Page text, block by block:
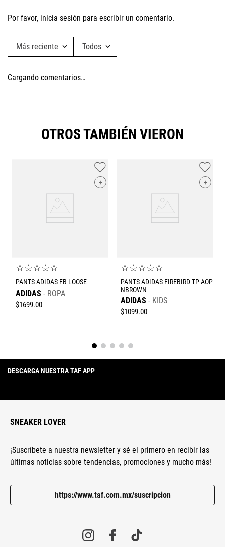
Por favor, inicia sesión para escribir un comentario.
Más reciente Todos
Cargando comentarios…
OTROS TAMBIÉN VIERON
+
☆☆☆☆☆
PANTS ADIDAS FB LOOSE
ADIDAS ROPA
$1699.00
+
☆☆☆☆☆
PANTS ADIDAS FIREBIRD TP AOP
NBROWN
ADIDAS KIDS
$1099.00
DESCARGA NUESTRA TAF APP
SNEAKER LOVER
¡Suscríbete a nuestra newsletter y sé el primero en recibir las
últimas noticias sobre tendencias, promociones y mucho más!
https://www.taf.com.mx/suscripcion